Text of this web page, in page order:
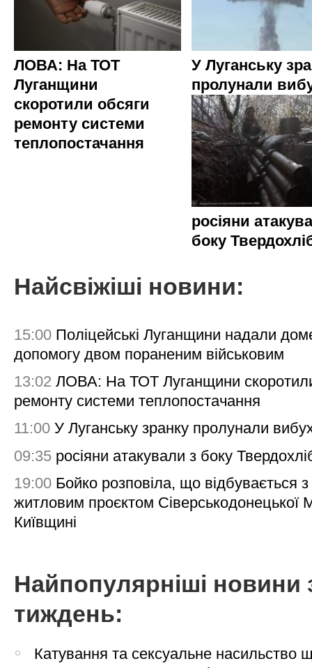
ЛОВА: На ТОТ
Луганщини
скоротили обсяги
ремонту системи
теплопостачання
У Луганську
пролунали
росіяни
боку
Найсвіжіші новини:
15:00 Поліцейські Луганщини надали
допомогу двом пораненим військовим
13:02 ЛОВА: На ТОТ Луганщини
ремонту системи теплопостачання
11:00 У Луганську зранку пролунали
09:35 росіяни атакували з боку
19:00 Бойко розповіла, що відбувається з
житловим проєктом Сіверськодонецької
Київщині
Найпопулярніші новини
тиждень:
Катування та сексуальне насильство